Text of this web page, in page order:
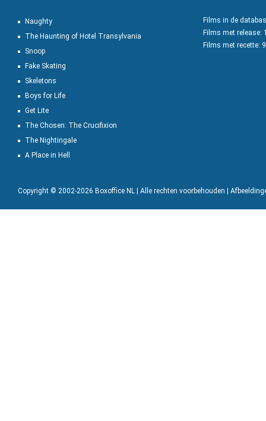
Naughty
The Haunting of Hotel Transylvania
Snoop
Fake Skating
Skeletons
Boys for Life
Get Lite
The Chosen: The Crucifixion
The Nightingale
A Place in Hell
Films in de
Films met release:
Films met recette:
Copyright © 2002-2026 Boxoffice NL | Alle rechten voorbehouden |